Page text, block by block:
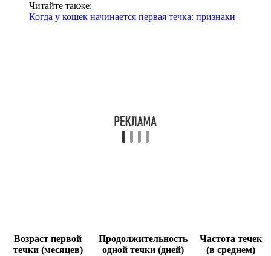
Читайте также:
Когда у кошек начинается первая течка: признаки
Возраст первой
течки (месяцев)
Продолжительность
одной течки (дней)
Частота течек
(в среднем)